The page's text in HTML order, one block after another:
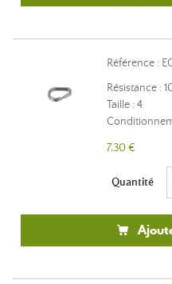
Référence :
Résistance :
Taille : 4
7,30 €
Quantité